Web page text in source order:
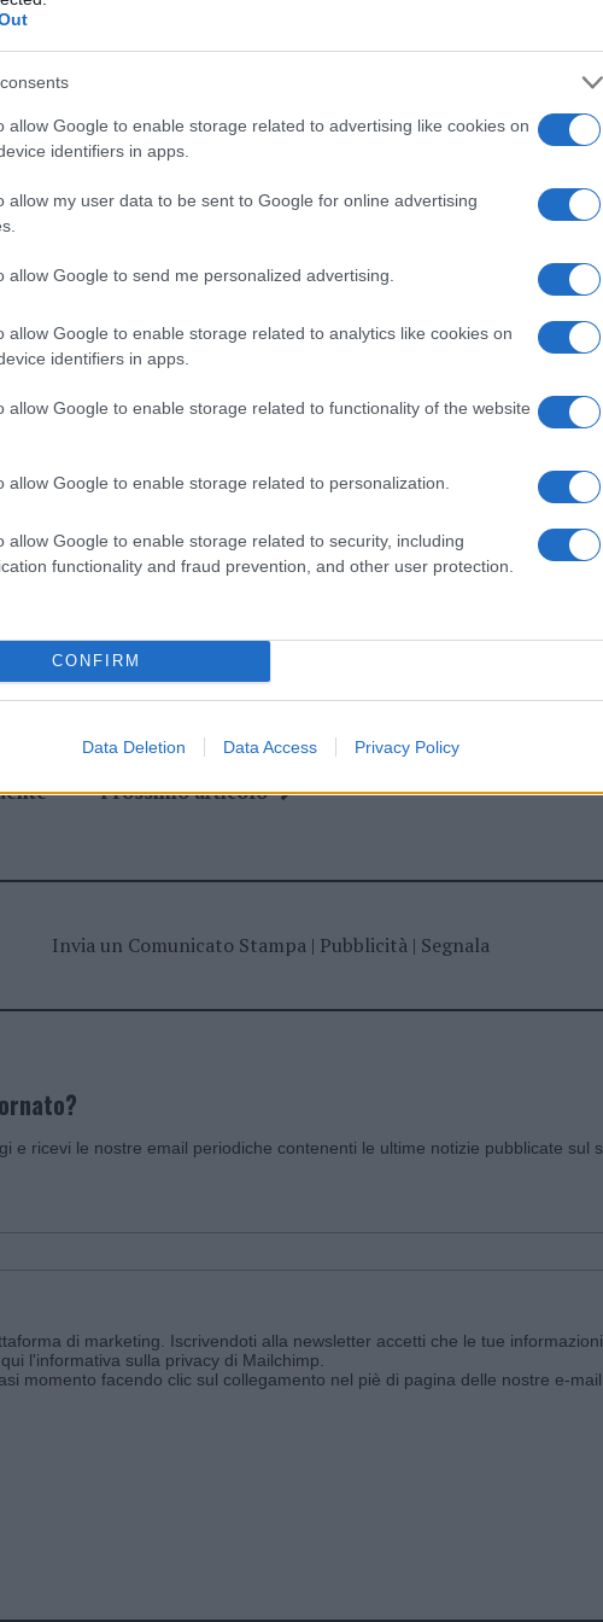
allow Google to enable storage related to advertising like cookies on
identifiers in apps.
allow my user data to be sent to Google for online advertising
allow Google to send me personalized advertising.
allow Google to enable storage related to analytics like cookies on
identifiers in apps.
allow Google to enable storage related to functionality of the website
allow Google to enable storage related to personalization.
allow Google to enable storage related to security, including
functionality and fraud prevention, and other user protection.
CONFIRM
Data Deletion Data Access Privacy Policy
nella sezione
Antonello Melca
i tuoi video e le tue foto
+39 345 356 7512
di GalluraOggi.it
news daGoogle News
Prossimo articolo
Invia un Comunicato Stampa| Pubblicità| Segnala
e ricevi le nostre email periodiche contenenti le ultime notizie pubblicate sul
di marketing. Iscrivendoti alla newsletter accetti che le tue
l'informativa sulla privacy di Mailchimp
momento facendo clic sul collegamento nel piè di pagina delle nostre e-mail.